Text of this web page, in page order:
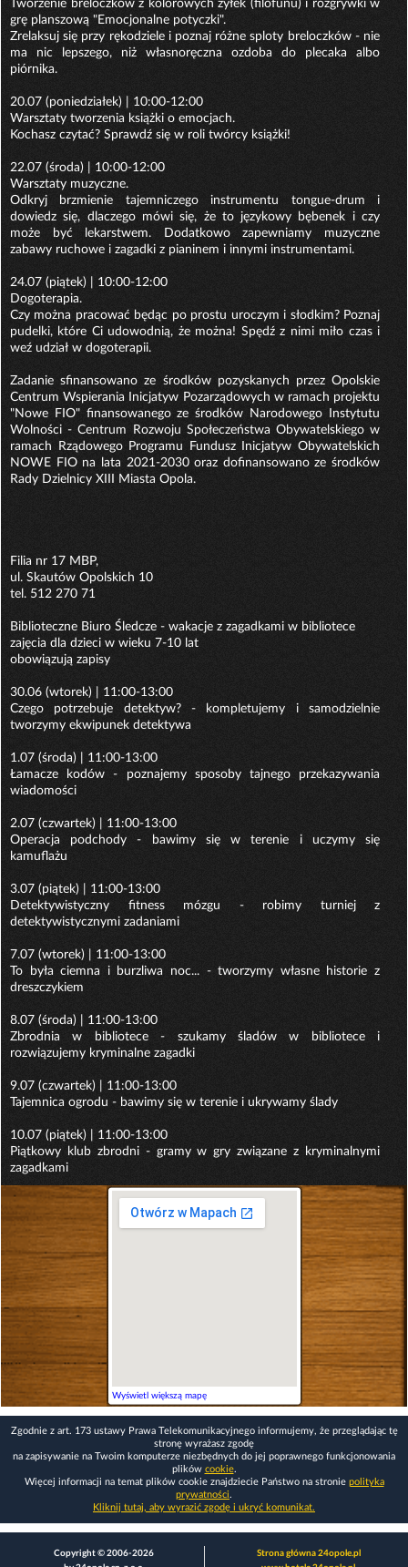
Tworzenie breloczków z kolorowych żyłek (filofunu) i rozgrywki w
grę planszową "Emocjonalne potyczki".
Zrelaksuj się przy rękodziele i poznaj różne sploty breloczków - nie
ma nic lepszego, niż własnoręczna ozdoba do plecaka albo
piórnika.
20.07 (poniedziałek) | 10:00-12:00
Warsztaty tworzenia książki o emocjach.
Kochasz czytać? Sprawdź się w roli twórcy książki!
22.07 (środa) | 10:00-12:00
Warsztaty muzyczne.
Odkryj brzmienie tajemniczego instrumentu tongue-drum i
dowiedz się, dlaczego mówi się, że to językowy bębenek i czy
może być lekarstwem. Dodatkowo zapewniamy muzyczne
zabawy ruchowe i zagadki z pianinem i innymi instrumentami.
24.07 (piątek) | 10:00-12:00
Dogoterapia.
Czy można pracować będąc po prostu uroczym i słodkim? Poznaj
pudelki, które Ci udowodnią, że można! Spędź z nimi miło czas i
weź udział w dogoterapii.
Zadanie sfinansowano ze środków pozyskanych przez Opolskie
Centrum Wspierania Inicjatyw Pozarządowych w ramach projektu
"Nowe FIO" finansowanego ze środków Narodowego Instytutu
Wolności - Centrum Rozwoju Społeczeństwa Obywatelskiego w
ramach Rządowego Programu Fundusz Inicjatyw Obywatelskich
NOWE FIO na lata 2021-2030 oraz dofinansowano ze środków
Rady Dzielnicy XIII Miasta Opola.
Filia nr 17 MBP,
ul. Skautów Opolskich 10
tel. 512 270 71
Biblioteczne Biuro Śledcze - wakacje z zagadkami w bibliotece
zajęcia dla dzieci w wieku 7-10 lat
obowiązują zapisy
30.06 (wtorek) | 11:00-13:00
Czego potrzebuje detektyw? - kompletujemy i samodzielnie
tworzymy ekwipunek detektywa
1.07 (środa) | 11:00-13:00
Łamacze kodów - poznajemy sposoby tajnego przekazywania
wiadomości
2.07 (czwartek) | 11:00-13:00
Operacja podchody - bawimy się w terenie i uczymy się
kamuflażu
3.07 (piątek) | 11:00-13:00
Detektywistyczny fitness mózgu - robimy turniej z
detektywistycznymi zadaniami
7.07 (wtorek) | 11:00-13:00
To była ciemna i burzliwa noc... - tworzymy własne historie z
dreszczykiem
8.07 (środa) | 11:00-13:00
Zbrodnia w bibliotece - szukamy śladów w bibliotece i
rozwiązujemy kryminalne zagadki
9.07 (czwartek) | 11:00-13:00
Tajemnica ogrodu - bawimy się w terenie i ukrywamy ślady
10.07 (piątek) | 11:00-13:00
Piątkowy klub zbrodni - gramy w gry związane z kryminalnymi
zagadkami
Wyświetl większą mapę
Zgodnie z art. 173 ustawy Prawa Telekomunikacyjnego informujemy, że przeglądając tę
stronę wyrażasz zgodę
na zapisywanie na Twoim komputerze niezbędnych do jej poprawnego funkcjonowania
plików cookie.
Więcej informacji na temat plików cookie znajdziecie Państwo na stronie polityka
prywatności.
Kliknij tutaj, aby wyrazić zgodę i ukryć komunikat.
Copyright © 2006-2026
Strona główna 24opole.pl